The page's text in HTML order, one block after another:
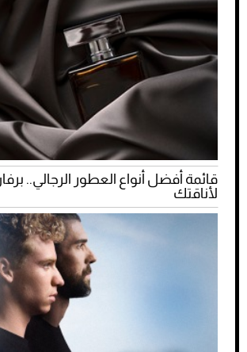
قائمة أفضل أنواع العطور الرجالي..
لأناقتك